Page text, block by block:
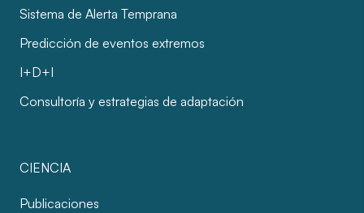
Sistema de Alerta Temprana
Predicción de eventos extremos
I+D+I
Consultoría y estrategias de adaptación
CIENCIA
Publicaciones